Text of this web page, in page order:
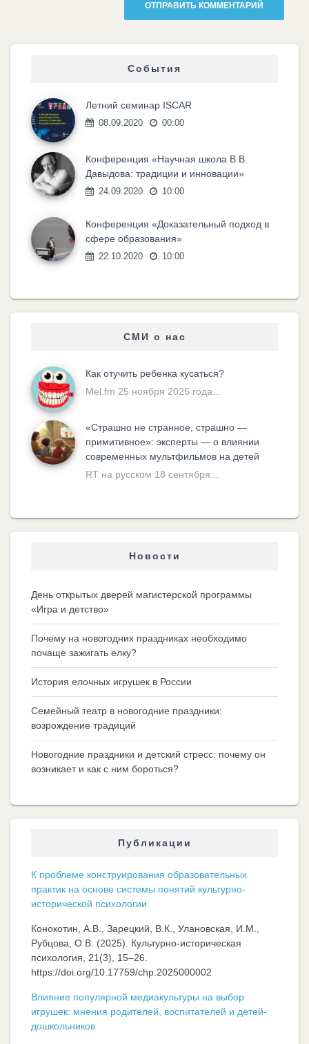
События
Летний семинар ISCAR
08.09.2020 00:00
Конференция «Научная школа В.В.
Давыдова: традиции и инновации»
24.09.2020 10:00
Конференция «Доказательный подход в
сфере образования»
22.10.2020 10:00
СМИ о нас
Как отучить ребенка кусаться?
Mel.fm 25 ноября 2025 года...
«Cтрашно не странное, страшно —
примитивное»: эксперты — о влиянии
современных мультфильмов на детей
RT на русском 18 сентября...
Новости
День открытых дверей магистерской программы
«Игра и детство»
Почему на новогодних праздниках необходимо
почаще зажигать елку?
История елочных игрушек в России
Семейный театр в новогодние праздники:
возрождение традиций
Новогодние праздники и детский стресс: почему он
возникает и как с ним бороться?
Публикации
К проблеме конструирования образовательных
практик на основе системы понятий культурно-
исторической психологии
Конокотин, А.В., Зарецкий, В.К., Улановская, И.М.,
Рубцова, О.В. (2025). Культурно-историческая
психология, 21(3), 15–26.
https://doi.org/10.17759/chp.2025000002
Влияние популярной медиакультуры на выбор
игрушек: мнения родителей, воспитателей и детей-
дошкольников